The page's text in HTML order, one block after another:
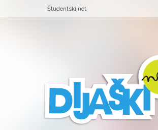
Študentski.net